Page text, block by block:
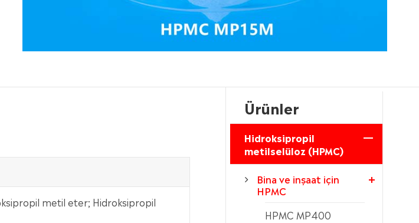
metil eter; Hidroksipropil
Ürünler
Hidroksipropil
metilselüloz (HPMC)
Bina ve inşaat için
HPMC
HPMC MP400